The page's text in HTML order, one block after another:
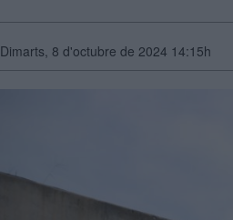
Dimarts, 8 d'octubre de 2024 14:15h